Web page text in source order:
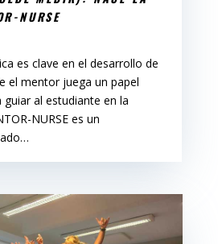
NURSE
es clave en el desarrollo de
el mentor juega un papel
al estudiante en la
NURSE es un